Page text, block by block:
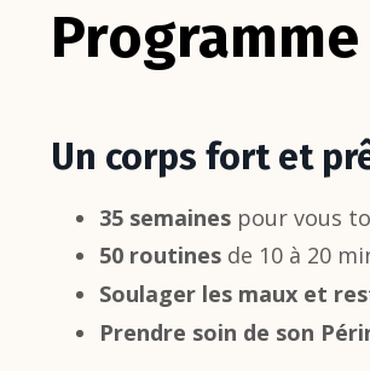
Un corps fort et
35 semaines pour vous
50 routines de 10 à 20
Soulager les maux et
Prendre soin de son